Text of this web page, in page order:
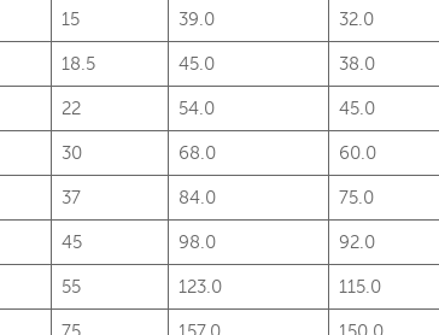
15 39.0 32.0
18.5 45.0 38.0
22 54.0 45.0
30 68.0 60.0
37 84.0 75.0
45 98.0 92.0
55 123.0 115.0
75 157.0 150.0